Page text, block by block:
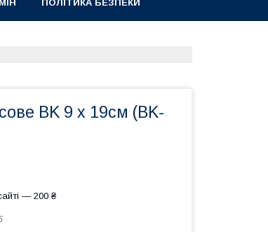
ПОЛІТИКА БЕЗПЕКИ
BK 9 х 19см (BK-
— 200 ₴